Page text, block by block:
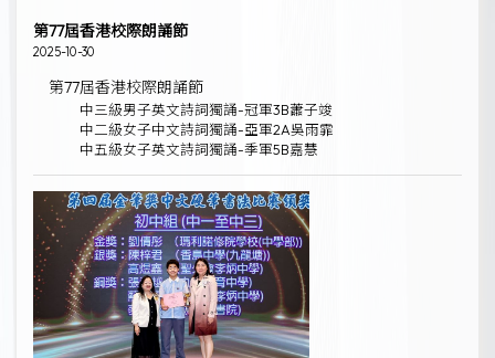
第77屆香港校際朗誦節
2025-10-30
第77屆香港校際朗誦節
中三級男子英文詩詞獨誦-冠軍3B蕭子竣
中二級女子中文詩詞獨誦-亞軍2A吳雨霏
中五級女子英文詩詞獨誦-季軍5B嘉慧